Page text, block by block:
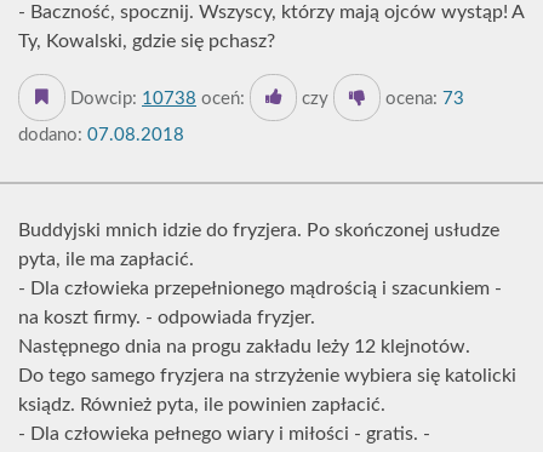
- Baczność, spocznij. Wszyscy, którzy mają ojców wystąp! A
Ty, Kowalski, gdzie się pchasz?
Dowcip: 10738 oceń: czy ocena: 73
dodano: 07.08.2018
Buddyjski mnich idzie do fryzjera. Po skończonej usłudze
pyta, ile ma zapłacić.
- Dla człowieka przepełnionego mądrością i szacunkiem -
na koszt firmy. - odpowiada fryzjer.
Następnego dnia na progu zakładu leży 12 klejnotów.
Do tego samego fryzjera na strzyżenie wybiera się katolicki
ksiądz. Również pyta, ile powinien zapłacić.
- Dla człowieka pełnego wiary i miłości - gratis. -